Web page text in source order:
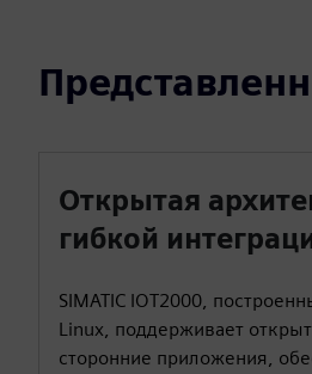
Открытая
гибкой
SIMATIC IOT2000,
Linux, поддерживает
сторонние приложения,